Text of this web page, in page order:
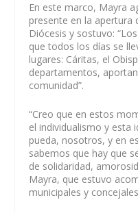
En este marco, Mayra
presente en la apertura
Diócesis y sostuvo:
que todos los días se
lugares: Cáritas, el
departamentos,
comunidad”.
“Creo que en estos
el individualismo y esta
pueda, nosotros, y en
sabemos que hay que
de solidaridad,
Mayra, que estuvo
municipales y